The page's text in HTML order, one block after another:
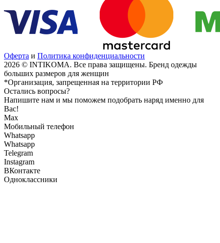
Оферта и Политика конфиденциальности
2026 © INTIKOMA. Все права защищены. Бренд одежды
больших размеров для женщин
*Организация, запрещенная на территории РФ
Остались вопросы?
Напишите нам и мы поможем подобрать наряд именно для
Вас!
Max
Мобильный телефон
Whatsapp
Whatsapp
Telegram
Instagram
ВКонтакте
Одноклассники